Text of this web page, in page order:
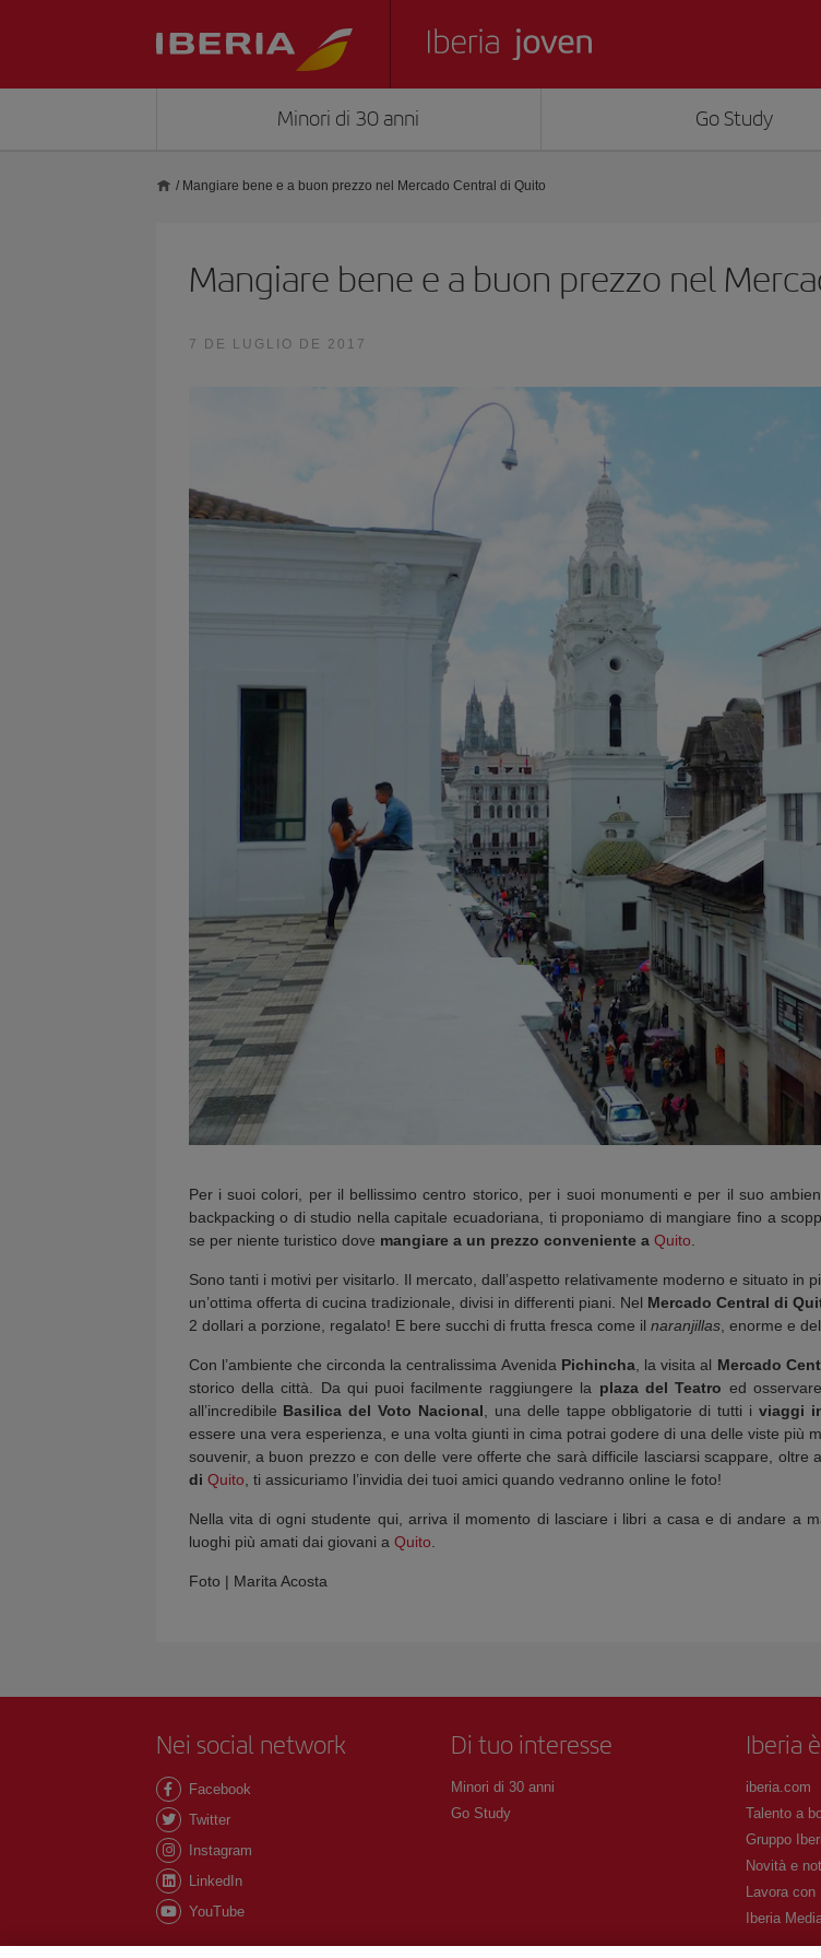
Minori di 30 anni Go Study
/ Mangiare bene e a buon prezzo nel Mercado Central di Quito
Mangiare bene e a buon prezzo nel
7 DE LUGLIO DE 2017
Per i suoi colori, per il bellissimo centro storico, per i suoi monumenti e per il suo
backpacking o di studio nella capitale ecuadoriana, ti proponiamo di mangiare fino a
se per niente turistico dove mangiare a un prezzo conveniente a Quito
Sono tanti i motivi per visitarlo. Il mercato, dall’aspetto relativamente moderno e situato in
un’ottima offerta di cucina tradizionale, divisi in differenti piani. Nel Mercado Central di
2 dollari a porzione, regalato! E bere succhi di frutta fresca come il naranjillas, enorme e
Con l’ambiente che circonda la centralissima Avenida Pichincha, la visita al Mercado
storico della città. Da qui puoi facilmente raggiungere la plaza del Teatro ed
all’incredibile Basilica del Voto Nacional , una delle tappe obbligatorie di tutti i viaggi
essere una vera esperienza, e una volta giunti in cima potrai godere di una delle viste più
souvenir, a buon prezzo e con delle vere offerte che sarà difficile lasciarsi scappare, oltre
di Quito , ti assicuriamo l’invidia dei tuoi amici quando vedranno online le foto!
Nella vita di ogni studente qui, arriva il momento di lasciare i libri a casa e di andare a
luoghi più amati dai giovani a Quito
Foto | Marita Acosta
Nei social network
Facebook
Twitter
Instagram
LinkedIn
YouTube
Di tuo interesse
Minori di 30 anni
Go Study
Iberia
iberia.com
Talento a
Gruppo
Novità e
Lavora con
Iberia